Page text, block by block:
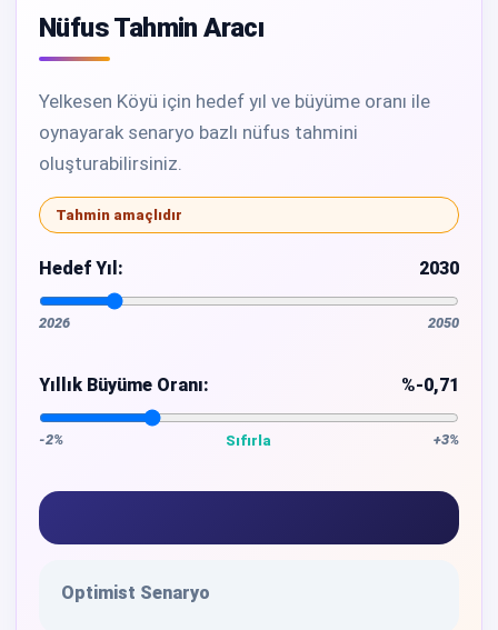
Nüfus Tahmin Aracı
Yelkesen Köyü için hedef yıl ve büyüme oranı ile
oynayarak senaryo bazlı nüfus tahmini
oluşturabilirsiniz.
Tahmin amaçlıdır
Hedef Yıl: 2030
2026 2050
Yıllık Büyüme Oranı: %-0,71
-2% Sıfırla +3%
Optimist Senaryo